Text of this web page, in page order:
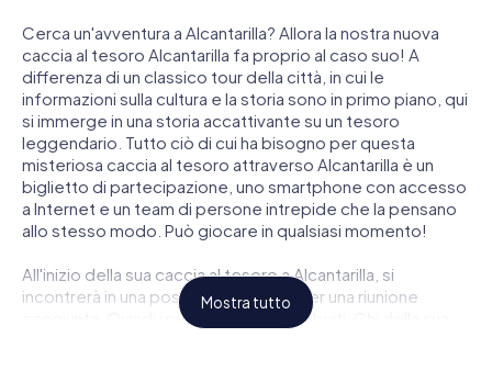
Cerca un'avventura a Alcantarilla? Allora la nostra nuova
caccia al tesoro Alcantarilla fa proprio al caso suo! A
differenza di un classico tour della città, in cui le
informazioni sulla cultura e la storia sono in primo piano, qui
si immerge in una storia accattivante su un tesoro
leggendario. Tutto ciò di cui ha bisogno per questa
misteriosa caccia al tesoro attraverso Alcantarilla è un
biglietto di partecipazione, uno smartphone con accesso
a Internet e un team di persone intrepide che la pensano
allo stesso modo. Può giocare in qualsiasi momento!
All'inizio della sua caccia al tesoro a Alcantarilla, si
incontrerà in una posizione centrale per una riunione
congiunta. Quindi i ruoli vengono distribuiti. Chi della sua
Mostra tutto